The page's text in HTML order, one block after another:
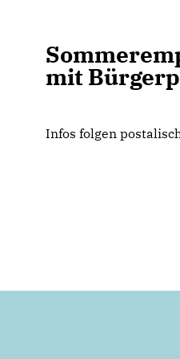
mit
Infos folgen